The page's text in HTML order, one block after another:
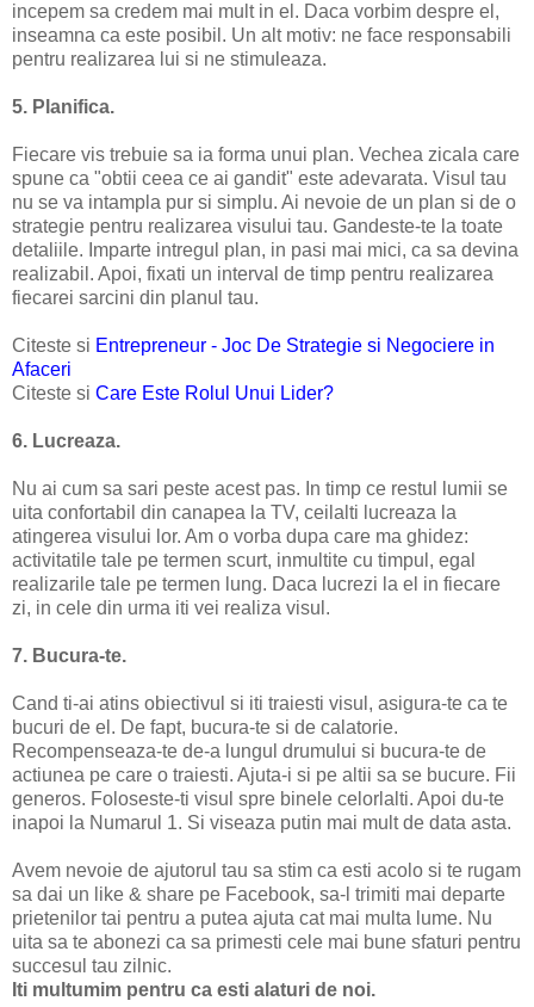
incepem sa credem mai mult in el. Daca vorbim despre el,
inseamna ca este posibil. Un alt motiv: ne face responsabili
pentru realizarea lui si ne stimuleaza.
5. Planifica.
Fiecare vis trebuie sa ia forma unui plan. Vechea zicala care
spune ca "obtii ceea ce ai gandit" este adevarata. Visul tau
nu se va intampla pur si simplu. Ai nevoie de un plan si de o
strategie pentru realizarea visului tau. Gandeste-te la toate
detaliile. Imparte intregul plan, in pasi mai mici, ca sa devina
realizabil. Apoi, fixati un interval de timp pentru realizarea
fiecarei sarcini din planul tau.
Citeste si Entrepreneur - Joc De Strategie si Negociere in
Afaceri
Citeste si Care Este Rolul Unui Lider?
6. Lucreaza.
Nu ai cum sa sari peste acest pas. In timp ce restul lumii se
uita confortabil din canapea la TV, ceilalti lucreaza la
atingerea visului lor. Am o vorba dupa care ma ghidez:
activitatile tale pe termen scurt, inmultite cu timpul, egal
realizarile tale pe termen lung. Daca lucrezi la el in fiecare
zi, in cele din urma iti vei realiza visul.
7. Bucura-te.
Cand ti-ai atins obiectivul si iti traiesti visul, asigura-te ca te
bucuri de el. De fapt, bucura-te si de calatorie.
Recompenseaza-te de-a lungul drumului si bucura-te de
actiunea pe care o traiesti. Ajuta-i si pe altii sa se bucure. Fii
generos. Foloseste-ti visul spre binele celorlalti. Apoi du-te
inapoi la Numarul 1. Si viseaza putin mai mult de data asta.
Avem nevoie de ajutorul tau sa stim ca esti acolo si te rugam
sa dai un like & share pe Facebook, sa-l trimiti mai departe
prietenilor tai pentru a putea ajuta cat mai multa lume. Nu
uita sa te abonezi ca sa primesti cele mai bune sfaturi pentru
succesul tau zilnic.
Iti multumim pentru ca esti alaturi de noi.